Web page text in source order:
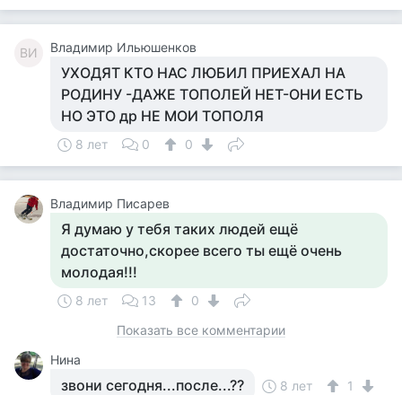
ВИ Владимир Ильюшенков
УХОДЯТ КТО НАС ЛЮБИЛ ПРИЕХАЛ НА
РОДИНУ -ДАЖЕ ТОПОЛЕЙ НЕТ-ОНИ ЕСТЬ
НО ЭТО др НЕ МОИ ТОПОЛЯ
8 лет 0 0
Владимир Писарев
Я думаю у тебя таких людей ещё
достаточно,скорее всего ты ещё очень
молодая!!!
8 лет 13
0
Показать все комментарии
Нина
звони сегодня...после...?? 8 лет 1